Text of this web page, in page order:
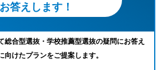
お答えします！
総合型選抜・学校推薦型選抜の疑問にお答え
向けたプランをご提案します。